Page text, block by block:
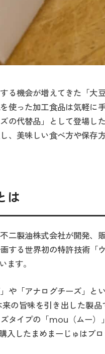
る機会が増えてきた「大
使った加工食品は気軽に
の代替品」として登場し
、美味しい食べ方や保存
は
不二製油株式会社が開発
する世界初の特許技術「
ます。
」や「アナログチーズ」
の旨味を引き出した製
タイプの「mou（ムー
入したまめまーじゅはブロ